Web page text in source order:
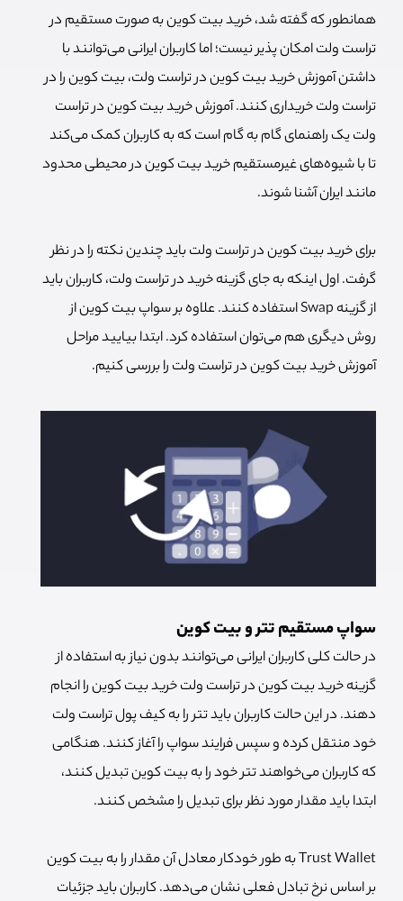
همانطور که گفته شد، خرید بیت کوین به صورت مستقیم در
تراست ولت امکان پذیر نیست؛ اما کاربران ایرانی می‌توانند با
داشتن آموزش خرید بیت کوین در تراست ولت، بیت کوین را در
تراست ولت خریداری کنند. آموزش خرید بیت کوین در تراست
ولت یک راهنمای گام به گام است که به کاربران کمک می‌کند
تا با شیوه‌های غیرمستقیم خرید بیت کوین در محیطی محدود
مانند ایران آشنا شوند.
برای خرید بیت کوین در تراست ولت باید چندین نکته را در نظر
گرفت. اول اینکه به جای گزینه خرید در تراست ولت، کاربران باید
از گزینه Swap استفاده کنند. علاوه بر سواپ بیت کوین از
روش دیگری هم می‌توان استفاده کرد. ابتدا بیایید مراحل
آموزش خرید بیت کوین در تراست ولت را بررسی کنیم.
سواپ مستقیم تتر و بیت کوین
در حالت کلی کاربران ایرانی می‌توانند بدون نیاز به استفاده از
گزینه خرید بیت کوین در تراست ولت خرید بیت کوین را انجام
دهند. در این حالت کاربران باید تتر را به کیف پول تراست ولت
خود منتقل کرده و سپس فرایند سواپ را آغاز کنند. هنگامی
که کاربران می‌خواهند تتر خود را به بیت کوین تبدیل کنند،
ابتدا باید مقدار مورد نظر برای تبدیل را مشخص کنند.
Trust Wallet به طور خودکار معادل آن مقدار را به بیت کوین
بر اساس نرخ تبادل فعلی نشان می‌دهد. کاربران باید جزئیات